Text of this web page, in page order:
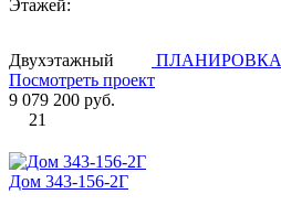
Этажей:
Двухэтажный
ПЛАНИРОВКА
Посмотреть проект
9 079 200 руб.
21
Дом 343-156-2Г